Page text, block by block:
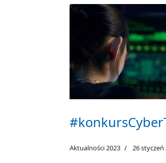
Aktualności 2023 26 styczeń